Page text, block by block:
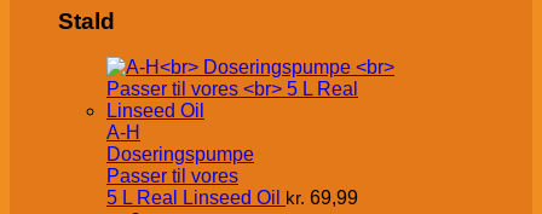
Stald
A-H
Doseringspumpe
Passer til vores
5 L Real Linseed Oil kr. 69,99